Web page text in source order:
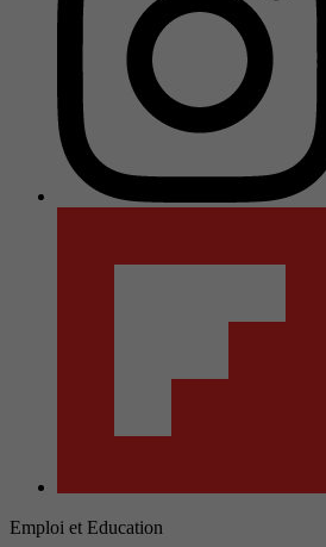
Emploi et Education